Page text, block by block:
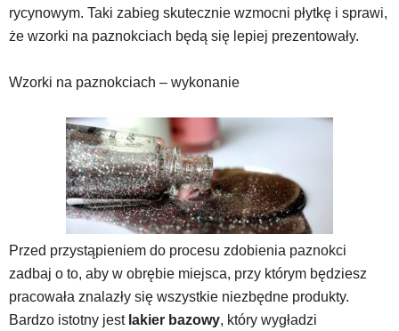
rycynowym. Taki zabieg skutecznie wzmocni płytkę i sprawi,
że wzorki na paznokciach będą się lepiej prezentowały.
Wzorki na paznokciach – wykonanie
Przed przystąpieniem do procesu zdobienia paznokci
zadbaj o to, aby w obrębie miejsca, przy którym będziesz
pracowała znalazły się wszystkie niezbędne produkty.
Bardzo istotny jest lakier bazowy, który wygładzi